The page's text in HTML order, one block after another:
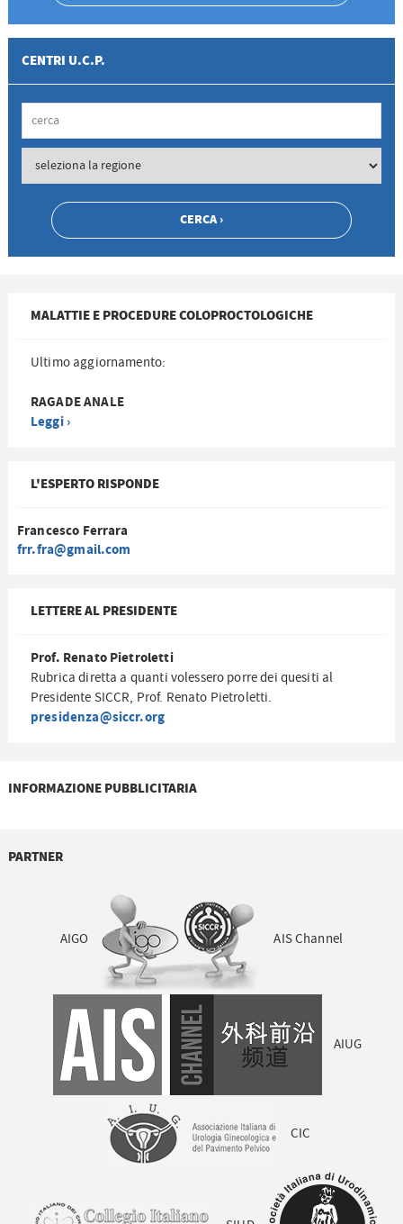
CENTRI U.C.P.
MALATTIE E PROCEDURE COLOPROCTOLOGICHE
Ultimo aggiornamento:
RAGADE ANALE
Leggi ›
L'ESPERTO RISPONDE
Francesco Ferrara
frr.fra@gmail.com
LETTERE AL PRESIDENTE
Prof. Renato Pietroletti
Rubrica diretta a quanti volessero porre dei quesiti al
Presidente SICCR, Prof. Renato Pietroletti.
presidenza@siccr.org
INFORMAZIONE PUBBLICITARIA
PARTNER
AIGO AIS Channel
AIUG
CIC